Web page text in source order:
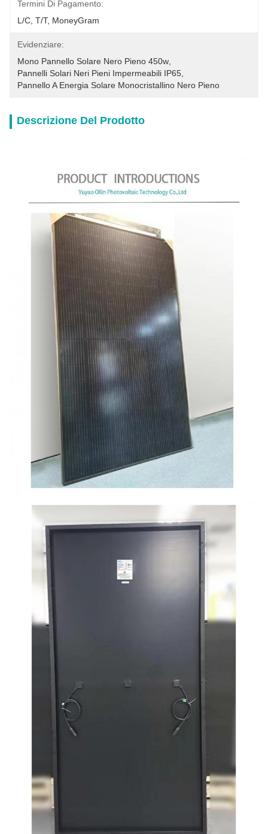
Termini Di Pagamento:
L/C, T/T, MoneyGram
Evidenziare:
Mono Pannello Solare Nero Pieno 450w
Pannelli Solari Neri Pieni Impermeabili IP65
Pannello A Energia Solare Monocristallino Nero Pieno
Descrizione Del Prodotto